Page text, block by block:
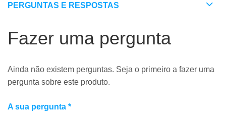
PERGUNTAS E RESPOSTAS
Fazer uma pergunta
Ainda não existem perguntas. Seja o primeiro a fazer uma
pergunta sobre este produto.
A sua pergunta *